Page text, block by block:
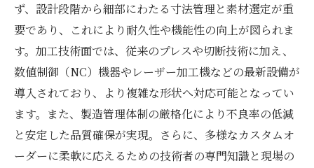
ず、設計段階から細部にわたる寸法管理と素材選定が重
要であり、これにより耐久性や機能性の向上が図られま
す。加工技術面では、従来のプレスや切断技術に加え、
数値制御（NC）機器やレーザー加工機などの最新設備が
導入されており、より複雑な形状へ対応可能となってい
ます。また、製造管理体制の厳格化により不良率の低減
と安定した品質確保が実現。さらに、多様なカスタムオ
ーダーに柔軟に応えるための技術者の専門知識と現場の